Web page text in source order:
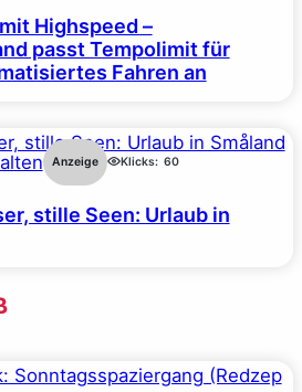
Highspeed –
passt Tempolimit für
Fahren an
Anzeige Klicks: 60
stille Seen: Urlaub in